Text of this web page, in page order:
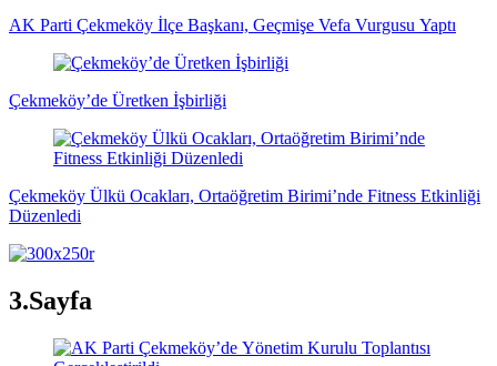
AK Parti Çekmeköy İlçe Başkanı, Geçmişe Vefa Vurgusu Yaptı
Çekmeköy’de Üretken İşbirliği
Çekmeköy Ülkü Ocakları, Ortaöğretim Birimi’nde Fitness Etkinliği
Düzenledi
3.Sayfa